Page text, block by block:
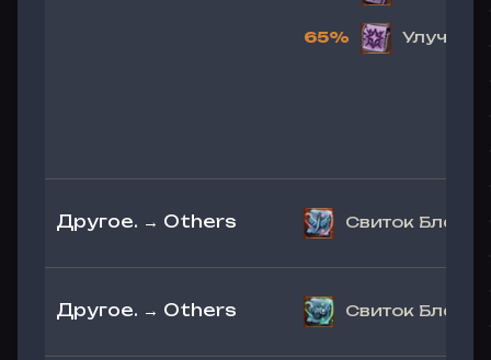
65%
Другое. → Others Свиток
Другое. → Others Свиток